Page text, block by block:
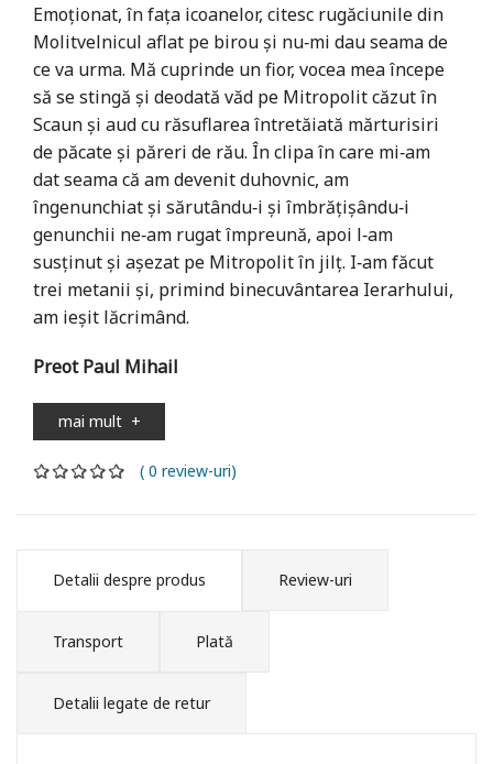
Emoţionat, în faţa icoanelor, citesc rugăciunile din
Molitvelnicul aflat pe birou şi nu‑mi dau seama de
ce va urma. Mă cuprinde un fior, vocea mea începe
să se stingă şi deodată văd pe Mitropolit căzut în
Scaun şi aud cu răsuflarea întretăiată mărturisiri
de păcate şi păreri de rău. În clipa în care mi‑am
dat seama că am devenit duhovnic, am
îngenunchiat şi sărutându‑i şi îmbrăţişându‑i
genunchii ne‑am rugat împreună, apoi l‑am
susţinut şi aşezat pe Mitropolit în jilţ. I‑am făcut
trei metanii şi, primind binecuvântarea Ierarhului,
am ieşit lăcrimând.
Preot Paul Mihail
mai mult +
( 0 review-uri)
Detalii despre produs Review-uri
Transport Plată
Detalii legate de retur